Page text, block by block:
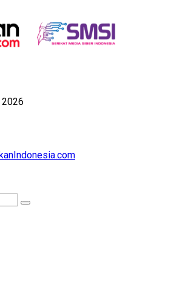
2026